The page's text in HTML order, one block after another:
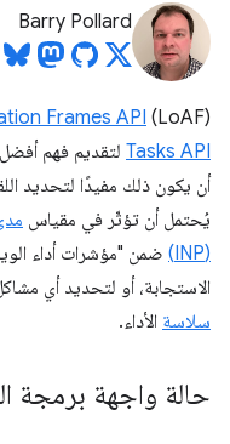
Barry Pollard
Frames API (LoAF) هي تحديث لـ
Tasks API لتقديم فهم
أن يكون ذلك مفيدًا لتحديد
يُحتمل أن تؤثّر في مقياس
(INP)
ضمن "مؤشرات أداء
الاستجابة، أو لتحديد أي
سلاسة الأداء.
حالة واجهة برمجة